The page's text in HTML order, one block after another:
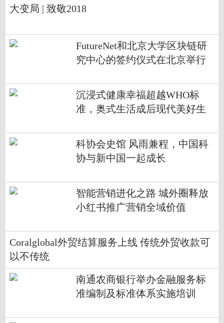
大变局 | 致敬2018
FutureNet和北京大学区块链研
究中心的签约仪式在北京举行
沉浸式健康幸福超越WHO标
准，奥式生活成后现代美好生
科协会史馆 风雨兼程，中国科
协与新中国一起成长
智能营销进化之路 城外圈释放
小红书推广营销全域价值
Coralglobal外贸结算服务上线 传统外贸收款可
以不传统
南通农商银行举办金融服务标
准编制及标准体系实施培训